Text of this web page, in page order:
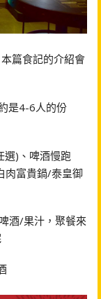
本篇食記的介紹會
是4-6人的份
選)、啤酒慢跑
肉富貴鍋/泰皇御
酒/果汁，聚餐來